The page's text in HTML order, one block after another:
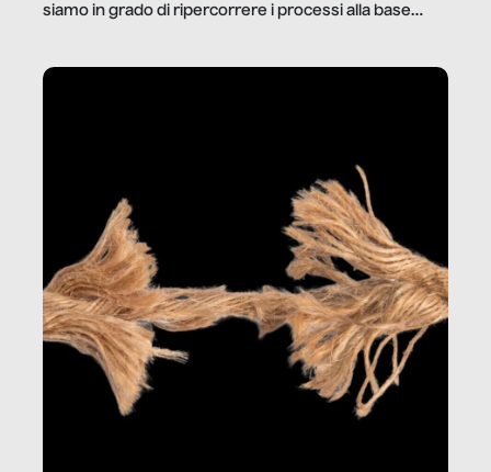
siamo in grado di ripercorrere i processi alla base
dietro gli oggetti e i servizi che fanno la nostra vita